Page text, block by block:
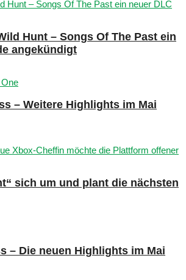
Hunt – Songs Of The Past ein
angekündigt
– Weitere Highlights im Mai
sich um und plant die nächsten
– Die neuen Highlights im Mai